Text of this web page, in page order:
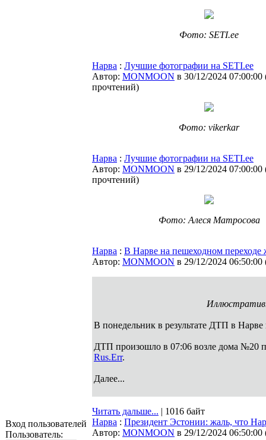
Вход пользователей
Пользователь:
Фото: SETI.ee
Нарва : Лучшие фотографии на SETI.ee
Автор: MONMOON в 30/12/2024 07:00:00
прочтений)
Фото: vikerkar
Нарва : Лучшие фотографии на SETI.ee
Автор: MONMOON в 29/12/2024 07:00:00
прочтений)
Фото: Алеся Матросова
Нарва : В Нарве на пешеходном
Автор: MONMOON в 29/12/2024 06:50:00
В понедельник в результате ДТП в
ДТП произошло в 07:06 возле дома №20
Rus.Err.
Далее...
Читать дальше... | 1016 байт
Нарва : Президент Эстонии: жаль, что
Автор: MONMOON в 29/12/2024 06:50:00